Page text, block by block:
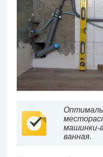
машинки-
ванная.